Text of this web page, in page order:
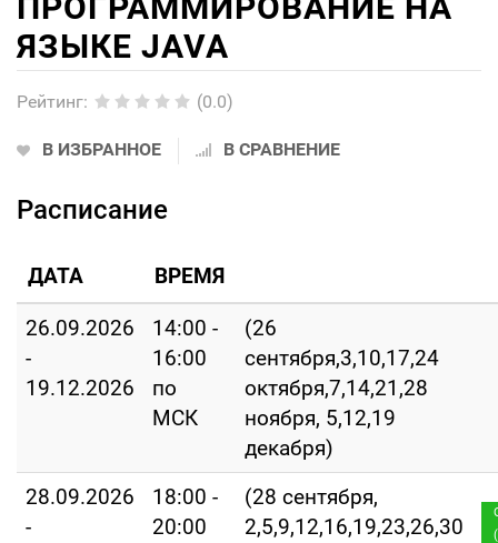
ЯЗЫКЕ JAVA
Рейтинг: (0.0)
В ИЗБРАННОЕ В СРАВНЕНИЕ
Расписание
ДАТА ВРЕМЯ
26.09.2026
-
19.12.2026
14:00 -
16:00
по
МСК
(26
сентября,3,10,17,24
октября,7,14,21,28
ноября, 5,12,19
декабря)
28.09.2026
-
18:00 -
20:00
(28 сентября,
2,5,9,12,16,19,23,26,30